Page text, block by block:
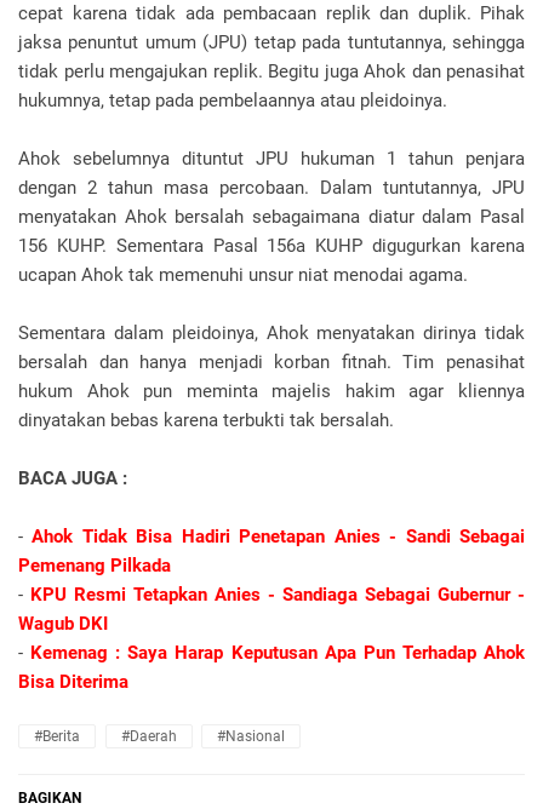
cepat karena tidak ada pembacaan replik dan duplik. Pihak
jaksa penuntut umum (JPU) tetap pada tuntutannya, sehingga
tidak perlu mengajukan replik. Begitu juga Ahok dan penasihat
hukumnya, tetap pada pembelaannya atau pleidoinya.
Ahok sebelumnya dituntut JPU hukuman 1 tahun penjara
dengan 2 tahun masa percobaan. Dalam tuntutannya, JPU
menyatakan Ahok bersalah sebagaimana diatur dalam Pasal
156 KUHP. Sementara Pasal 156a KUHP digugurkan karena
ucapan Ahok tak memenuhi unsur niat menodai agama.
Sementara dalam pleidoinya, Ahok menyatakan dirinya tidak
bersalah dan hanya menjadi korban fitnah. Tim penasihat
hukum Ahok pun meminta majelis hakim agar kliennya
dinyatakan bebas karena terbukti tak bersalah.
BACA JUGA :
-Ahok Tidak Bisa Hadiri Penetapan Anies - Sandi Sebagai
Pemenang Pilkada
- KPU Resmi Tetapkan Anies - Sandiaga Sebagai Gubernur -
Wagub DKI
- Kemenag : Saya Harap Keputusan Apa Pun Terhadap Ahok
Bisa Diterima
#Berita #Daerah #Nasional
BAGIKAN